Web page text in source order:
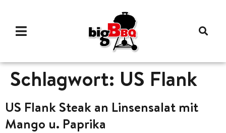
Schlagwort: US Flank
US Flank Steak an Linsensalat mit
Mango u. Paprika